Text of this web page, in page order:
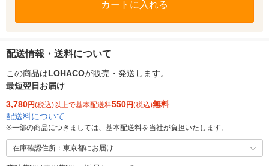
カートに入れる
配送情報・送料について
この商品はLOHACOが販売・発送します。
最短翌日お届け
3,780円(税込)以上で基本配送料550円(税込)無料
配送料について
※一部の商品につきましては、基本配送料を当社が負担いたします。
在庫確認住所：東京都にお届け